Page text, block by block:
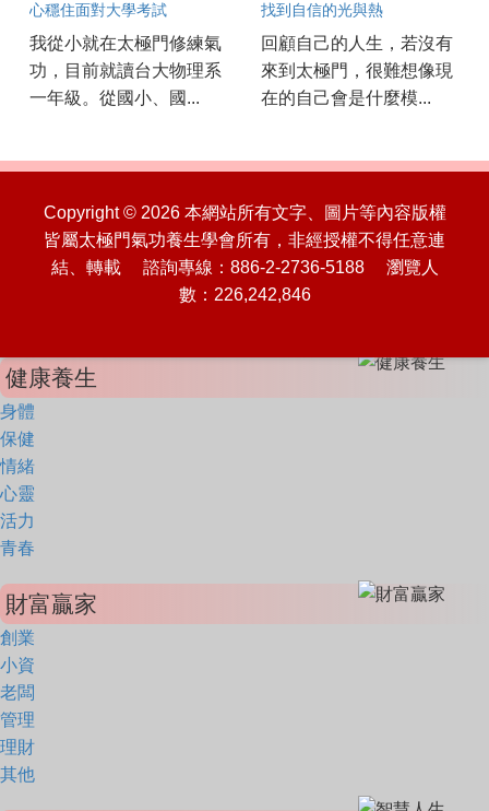
心穩住面對大學考試
我從小就在太極門修練氣
功，目前就讀台大物理系
一年級。從國小、國...
找到自信的光與熱
回顧自己的人生，若沒有
來到太極門，很難想像現
在的自己會是什麼模...
Copyright © 2026 本網站所有文字、圖片等內容版權
皆屬太極門氣功養生學會所有，非經授權不得任意連
結、轉載 諮詢專線：886-2-2736-5188 瀏覽人
數：226,242,846
健康養生
身體
保健
情緒
心靈
活力
青春
財富贏家
創業
小資
老闆
管理
理財
其他